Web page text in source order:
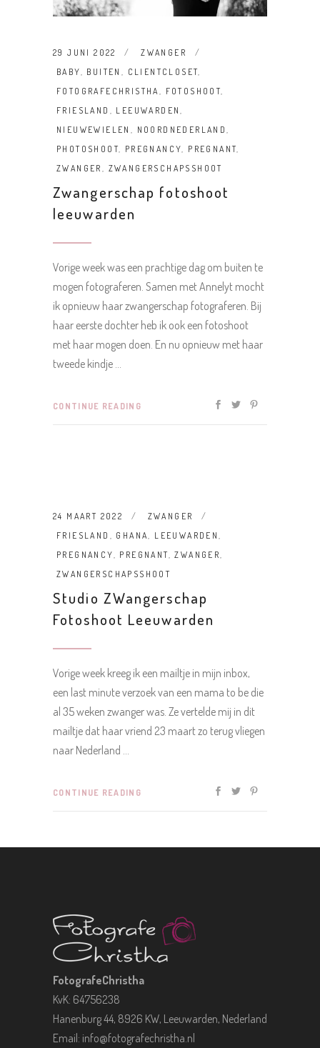
29 JUNI 2022
ZWANGER
BABY, BUITEN , CLIENTCLOSET,
FOTOGRAFECHRISTHA, FOTOSHOOT,
FRIESLAND , LEEUWARDEN,
NIEUWEWIELEN , NOORDNEDERLAND,
PHOTOSHOOT, PREGNANCY, PREGNANT,
ZWANGER , ZWANGERSCHAPSSHOOT
Zwangerschap fotoshoot
leeuwarden
Vorige week was een prachtige dag om buiten te
mogen fotograferen. Samen met Annelyt mocht
ik opnieuw haar zwangerschap fotograferen. Bij
haar eerste dochter heb ik ook een fotoshoot
met haar mogen doen. En nu opnieuw met haar
tweede kindje
CONTINUE READING
24 MAART 2022
ZWANGER
FRIESLAND , GHANA, LEEUWARDEN,
PREGNANCY, PREGNANT,ZWANGER,
ZWANGERSCHAPSSHOOT
Studio ZWangerschap
Fotoshoot Leeuwarden
Vorige week kreeg ik een mailtje in mijn inbox,
een last minute verzoek van een mama to be die
al 35 weken zwanger was. Ze vertelde mij in dit
mailtje dat haar vriend 23 maart zo terug vliegen
naar Nederland
CONTINUE READING
FotografeChristha
KvK: 64756238
Hanenburg 44, 8926 KW, Leeuwarden, Nederland
Email: info@fotografechristha.nl